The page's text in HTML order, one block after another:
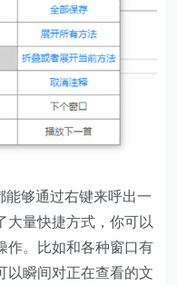
能够通过右键来呼出一
大量快捷方式，你可以
作。比如和各种窗口有
以瞬间对正在查看的文